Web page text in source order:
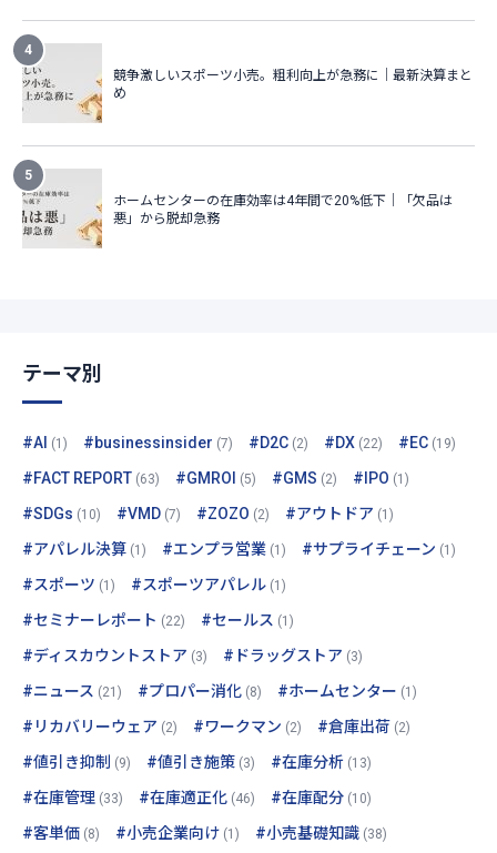
テーマ別
#AI (1) #businessinsider (7) #D2C (2) #DX (22) #EC (19)
#FACT REPORT (63) #GMROI (5) #GMS (2) #IPO (1)
#SDGs (10) #VMD (7) #ZOZO (2) #アウトドア (1)
#アパレル決算 (1) #エンプラ営業 (1) #サプライチェーン (1)
#スポーツ (1) #スポーツアパレル (1)
#セミナーレポート (22) #セールス (1)
#ディスカウントストア (3) #ドラッグストア (3)
#ニュース (21) #プロパー消化 (8) #ホームセンター (1)
#リカバリーウェア (2) #ワークマン (2) #倉庫出荷 (2)
#値引き抑制 (9) #値引き施策 (3) #在庫分析 (13)
#在庫管理 (33) #在庫適正化 (46) #在庫配分 (10)
#客単価 (8) #小売企業向け (1) #小売基礎知識 (38)